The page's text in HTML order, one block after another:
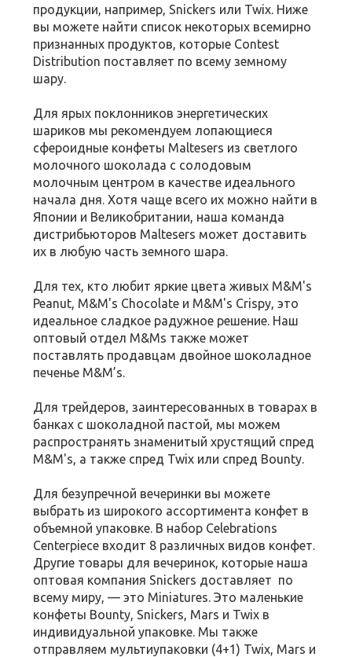
продукции, например, Snickers или Twix. Ниже
вы можете найти список некоторых всемирно
признанных продуктов, которые Contest
Distribution поставляет по всему земному
шару.
Для ярых поклонников энергетических
шариков мы рекомендуем лопающиеся
сфероидные конфеты Maltesers из светлого
молочного шоколада с солодовым
молочным центром в качестве идеального
начала дня. Хотя чаще всего их можно найти в
Японии и Великобритании, наша команда
дистрибьюторов Maltesers может доставить
их в любую часть земного шара.
Для тех, кто любит яркие цвета живых M&M's
Peanut, M&M's Chocolate и M&M's Crispy, это
идеальное сладкое радужное решение. Наш
оптовый отдел M&Ms также может
поставлять продавцам двойное шоколадное
печенье M&M’s.
Для трейдеров, заинтересованных в товарах в
банках с шоколадной пастой, мы можем
распространять знаменитый хрустящий спред
M&M's, а также спред Twix или спред Bounty.
Для безупречной вечеринки вы можете
выбрать из широкого ассортимента конфет в
объемной упаковке. В набор Celebrations
Centerpiece входит 8 различных видов конфет.
Другие товары для вечеринок, которые наша
оптовая компания Snickers доставляет по
всему миру, — это Miniatures. Это маленькие
конфеты Bounty, Snickers, Mars и Twix в
индивидуальной упаковке. Мы также
отправляем мультиупаковки (4+1) Twix, Mars и